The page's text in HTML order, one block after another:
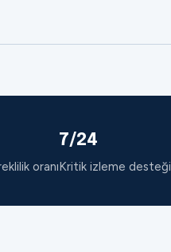
oranı
7/24
Kritik izleme desteği